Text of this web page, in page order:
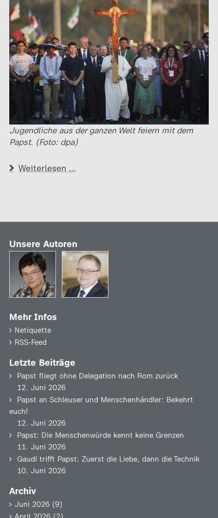
Jugendliche aus der ganzen Welt feiern mit dem
Papst. (Foto: dpa)
Weiterlesen …
Unsere Autoren
Mehr Infos
Netiquette
RSS-Feed
Letzte Beiträge
Papst fliegt ohne Delegation nach Rom zurück
12. Juni 2026
Papst an Schleuser und Menschenhändler: Bekehrt
euch!
12. Juni 2026
Papst: Die Menschenwürde kennt keine Grenzen
11. Juni 2026
Gaudí trifft Papst: Zuerst die Liebe, dann die Technik
10. Juni 2026
Archiv
Juni 2026(9)